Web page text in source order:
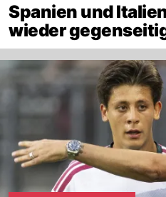
Spanien und
wieder